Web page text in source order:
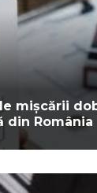
mișcării
din România